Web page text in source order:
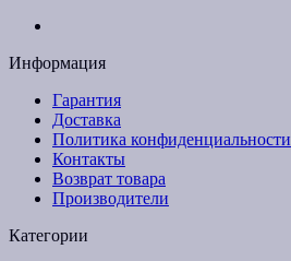
Информация
Гарантия
Доставка
Политика конфиденциальности
Контакты
Возврат товара
Производители
Категории